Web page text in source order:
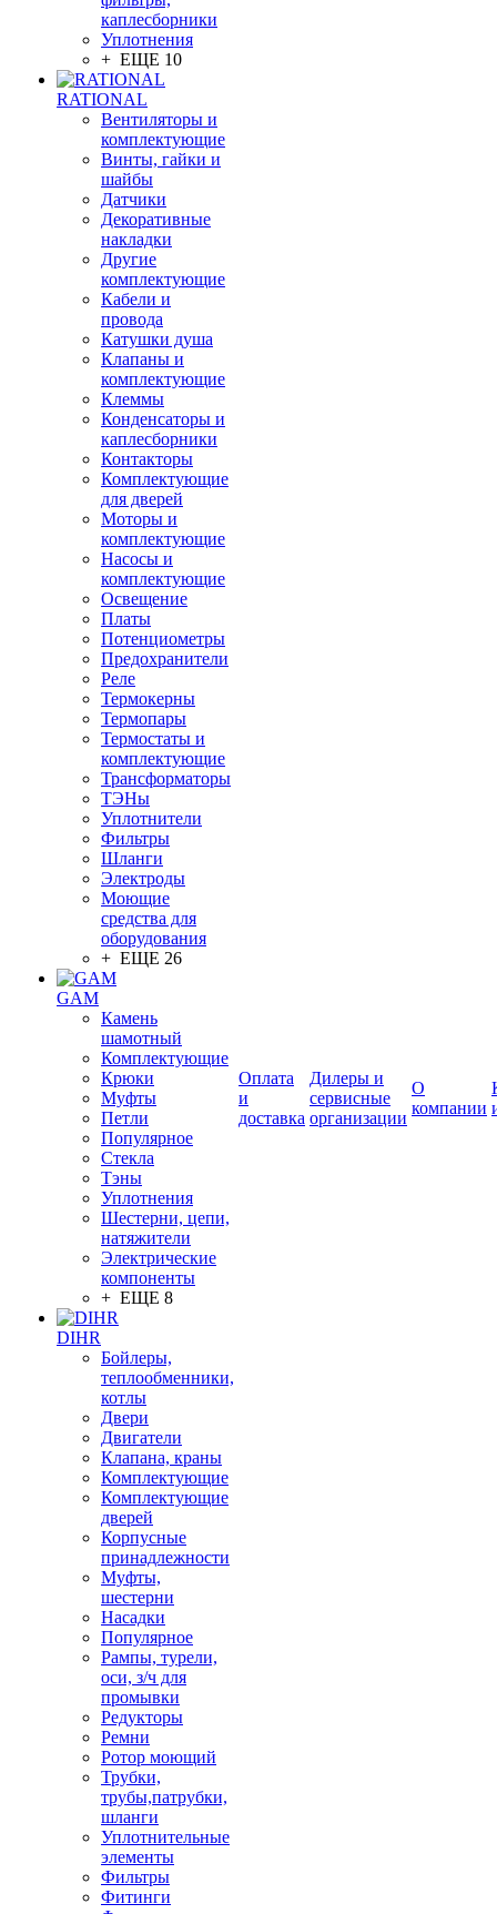
каплесборники
Уплотнения
+ ЕЩЕ 10
RATIONAL
Вентиляторы и
комплектующие
Винты, гайки и
шайбы
Датчики
Декоративные
накладки
Другие
комплектующие
Кабели и
провода
Катушки душа
Клапаны и
комплектующие
Клеммы
Конденсаторы и
каплесборники
Контакторы
Комплектующие
для дверей
Моторы и
комплектующие
Насосы и
комплектующие
Освещение
Платы
Потенциометры
Предохранители
Реле
Термокерны
Термопары
Термостаты и
комплектующие
Трансформаторы
ТЭНы
Уплотнители
Фильтры
Шланги
Электроды
Моющие
средства для
оборудования
+ ЕЩЕ 26
GAM
Камень
шамотный
Комплектующие
Крюки
Муфты
Петли
Популярное
Стекла
Тэны
Уплотнения
Шестерни, цепи,
натяжители
Электрические
компоненты
+ ЕЩЕ 8
DIHR
Бойлеры,
теплообменники,
котлы
Двери
Двигатели
Клапана, краны
Комплектующие
Комплектующие
дверей
Корпусные
принадлежности
Муфты,
шестерни
Насадки
Популярное
Рампы, турели,
оси, з/ч для
промывки
Редукторы
Ремни
Ротор моющий
Трубки,
трубы,патрубки,
шланги
Уплотнительные
элементы
Фильтры
Фитинги
Оплата
и
доставка
Дилеры и
сервисные
организации
О
компании